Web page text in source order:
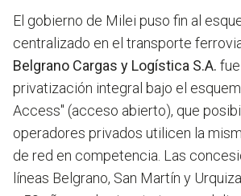
El gobierno de Milei puso fin al
centralizado en el transporte
Belgrano Cargas y Logística S.A.
privatización integral bajo el
Access" (acceso abierto), que
operadores privados utilicen la
de red en competencia. Las
líneas Belgrano, San Martín y